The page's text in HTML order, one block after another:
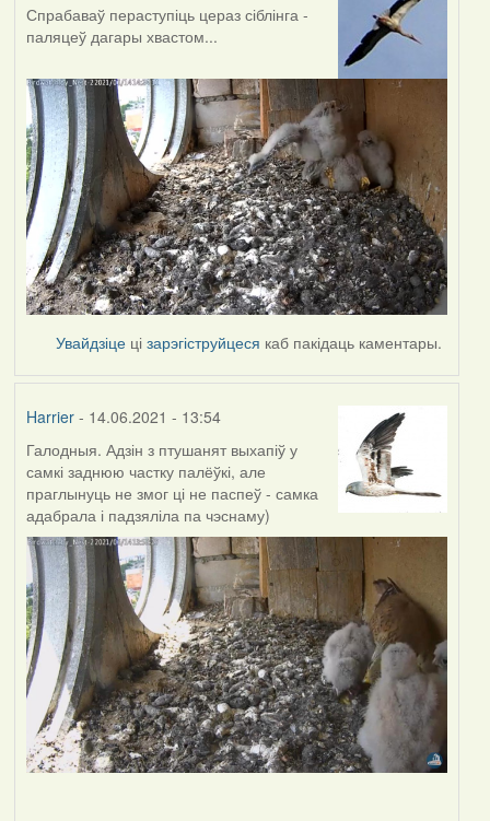
Спрабаваў пераступіць цераз сіблінга -
паляцеў дагары хвастом...
Увайдзіце цізарэгіструйцеся каб пакідаць каментары.
Harrier- 14.06.2021 - 13:54
Галодныя. Адзін з птушанят выхапіў у
самкі заднюю частку палёўкі, але
праглынуць не змог ці не паспеў - самка
адабрала і падзяліла па чэснаму)